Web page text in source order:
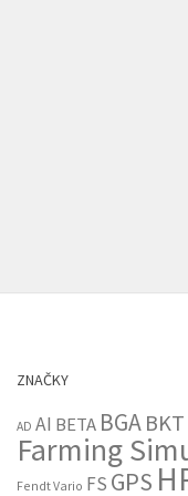
ZNAČKY
AD AI BETA BGABKT
Farming
Fendt Vario FS GPS